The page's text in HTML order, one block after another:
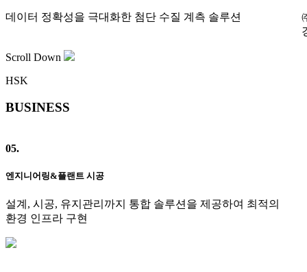
데이터 정확성을 극대화한 첨단 수질 계측 솔루션
Scroll Down
HSK
BUSINESS
05.
엔지니어링&플랜트 시공
설계, 시공, 유지관리까지 통합 솔루션을 제공하여 최적의
환경 인프라 구현